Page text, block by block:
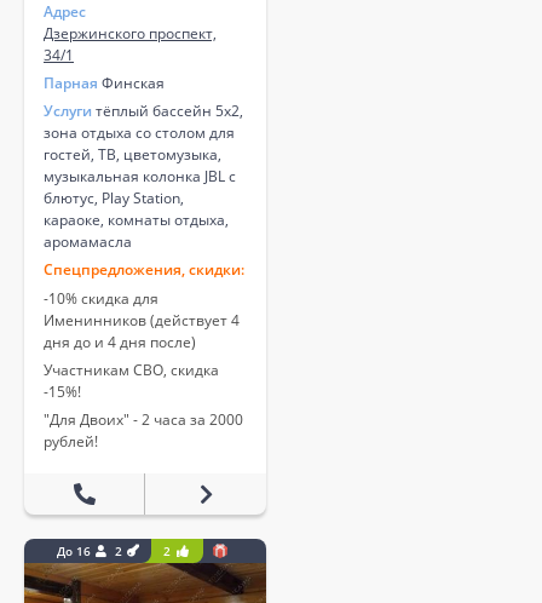
Адрес
Дзержинского проспект,
34/1
Парная Финская
Услуги тёплый бассейн 5х2,
зона отдыха со столом для
гостей, ТВ, цветомузыка,
музыкальная колонка JBL с
блютус, Play Station,
караоке, комнаты отдыха,
аромамасла
Спецпредложения, скидки:
-10% скидка для
Именинников (действует 4
дня до и 4 дня после)
Участникам СВО, скидка
-15%!
"Для Двоих" - 2 часа за 2000
рублей!
До 16 2 2